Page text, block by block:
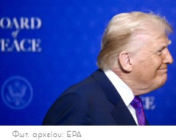
Φωτ. αρχείου: EPA